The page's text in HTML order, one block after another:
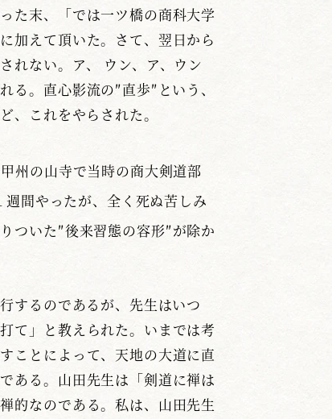
た末、「では一ツ橋の商科大学
加えて頂いた。さて、翌日から
れない。ア、 ウン、ア、ウン
。直心影流の″直歩″という、
、これをやらされた。
州の山寺で当時の商大剣道部
間やったが、全く死ぬ苦しみ
ついた″後来習態の容形″が除か
するのであるが、先生はいつ
て」と教えられた。いまでは考
ことによって、天地の大道に直
ある。山田先生は「剣道に禅は
的なのである。私は、山田先生